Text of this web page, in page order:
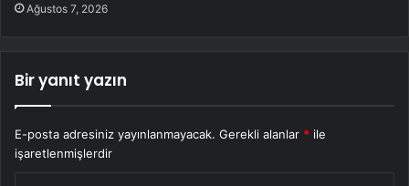
Ağustos 7, 2026
Bir yanıt yazın
E-posta adresiniz yayınlanmayacak. Gerekli alanlar * ile
işaretlenmişlerdir